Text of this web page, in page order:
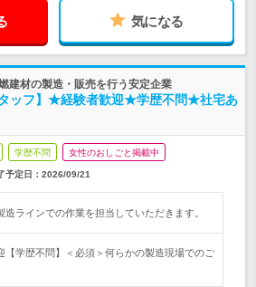
気になる
建材の製造・販売を行う安定企業
ッフ】★経験者歓迎★学歴不問★社宅あ
学歴不問 女性のおしごと掲載中
予定日： 2026/09/21
造ラインでの作業を担当していただきます。
学歴不問】＜必須＞何らかの製造現場でのご